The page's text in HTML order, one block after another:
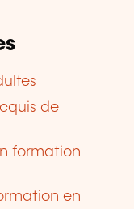
de
formation
en